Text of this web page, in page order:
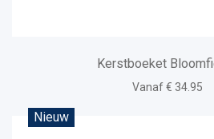
Kerstboeket
Vanaf € 34.95
Nieuw